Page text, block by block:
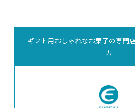
ギフト用おしゃれなお菓子の専門
カ